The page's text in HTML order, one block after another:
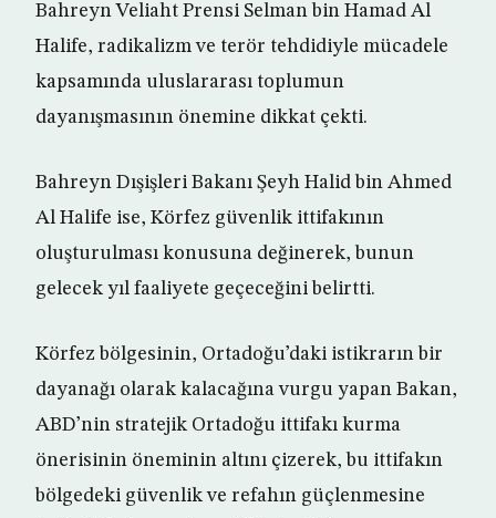
Bahreyn Veliaht Prensi Selman bin Hamad Al
Halife, radikalizm ve terör tehdidiyle mücadele
kapsamında uluslararası toplumun
dayanışmasının önemine dikkat çekti.
Bahreyn Dışişleri Bakanı Şeyh Halid bin Ahmed
Al Halife ise, Körfez güvenlik ittifakının
oluşturulması konusuna değinerek, bunun
gelecek yıl faaliyete geçeceğini belirtti.
Körfez bölgesinin, Ortadoğu’daki istikrarın bir
dayanağı olarak kalacağına vurgu yapan Bakan,
ABD’nin stratejik Ortadoğu ittifakı kurma
önerisinin öneminin altını çizerek, bu ittifakın
bölgedeki güvenlik ve refahın güçlenmesine